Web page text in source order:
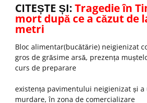
CITEȘTE ȘI: Tragedie în
mort după ce a căzut de
metri
Bloc alimentar(bucătărie) neigienizat
gros de grăsime arsă, prezența
curs de preparare
existența pavimentului neigienizat și
murdare, în zona de comercializare